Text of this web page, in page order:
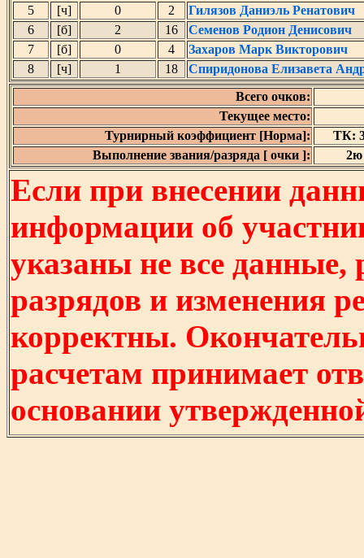
5
[ч] 0 2
Гилязов Даниэль Ренатович
6
[б] 2 16
Семенов Родион Денисович
7
[б] 0 4
Захаров Марк Викторович
8
[ч] 1 18
Спиридонова Елизавета
Всего очков:
Текущее место:
Турнирный коэффициент [Норма]:
ТК:
Выполнение звания/разряда [ очки ]:
2ю
Если при внесении
информации об
указаны не все
разрядов и изменения
корректны.
расчетам принимает
основании